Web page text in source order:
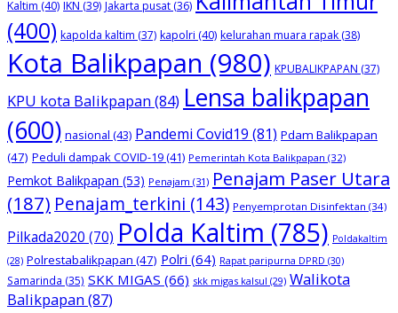
Kaltim (40) IKN (39) Jakarta pusat (36)
(400) kapolda kaltim (37) kapolri (40) kelurahan muara rapak (38)
Kota Balikpapan (980) KPUBALIKPAPAN (37)
KPU kota Balikpapan(84) Lensa balikpapan
(600) nasional (43) Pandemi Covid19 (81) Pdam Balikpapan
(47) Peduli dampak COVID-19(41) Pemerintah Kota Balikpapan (32)
Pemkot Balikpapan (53) Penajam (31) Penajam Paser Utara
(187) Penajam_terkini (143) Penyemprotan Disinfektan (34)
Pilkada2020 (70) Polda Kaltim (785) Poldakaltim
(28) Polrestabalikpapan (47) Polri (64) Rapat paripurna DPRD (30)
Samarinda (35) SKK MIGAS (66) skk migas kalsul (29) Walikota
Balikpapan(87)